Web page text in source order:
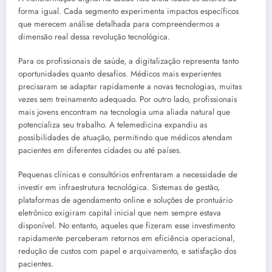
forma igual. Cada segmento experimenta impactos específicos
que merecem análise detalhada para compreendermos a
dimensão real dessa revolução tecnológica.
Para os profissionais de saúde, a digitalização representa tanto
oportunidades quanto desafios. Médicos mais experientes
precisaram se adaptar rapidamente a novas tecnologias, muitas
vezes sem treinamento adequado. Por outro lado, profissionais
mais jovens encontram na tecnologia uma aliada natural que
potencializa seu trabalho. A telemedicina expandiu as
possibilidades de atuação, permitindo que médicos atendam
pacientes em diferentes cidades ou até países.
Pequenas clínicas e consultórios enfrentaram a necessidade de
investir em infraestrutura tecnológica. Sistemas de gestão,
plataformas de agendamento online e soluções de prontuário
eletrônico exigiram capital inicial que nem sempre estava
disponível. No entanto, aqueles que fizeram esse investimento
rapidamente perceberam retornos em eficiência operacional,
redução de custos com papel e arquivamento, e satisfação dos
pacientes.